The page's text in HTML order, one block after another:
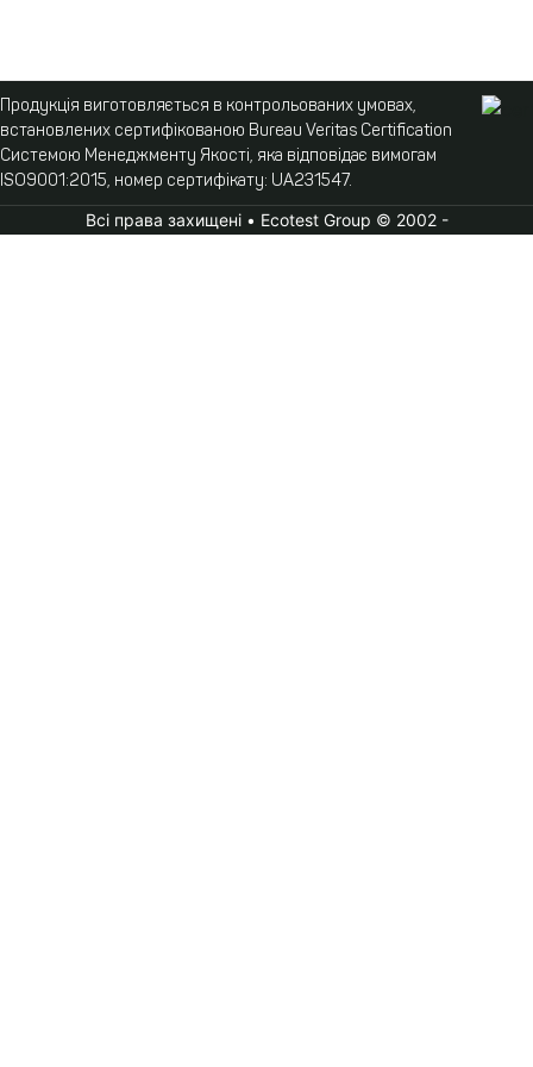
Продукція виготовляється в контрольованих умовах,
встановлених сертифікованою Bureau Veritas Certification
Системою Менеджменту Якості, яка відповідає вимогам
ISO9001:2015, номер сертифікату: UA231547.
Всі права захищені • Ecotest Group © 2002 -